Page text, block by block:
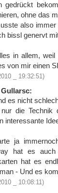
gedrückt
ohne das
also
bissl genervt
in allem,
von mir einen
_ 19:32:51)
es nicht
die Technik
interessante
ja
hat es
hat es
- Und es
_ 10:08:11)